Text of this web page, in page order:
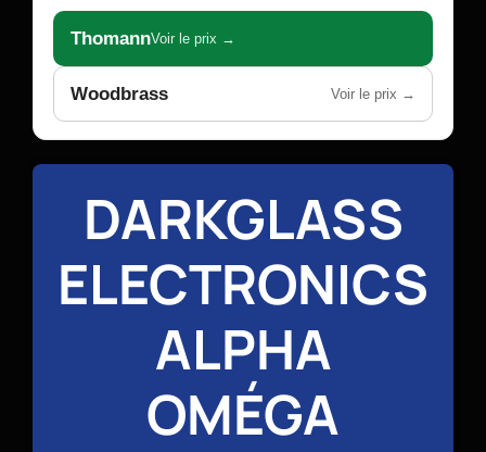
ThomannVoir le prix →
Woodbrass Voir le prix →
DARKGLASS
ELECTRONICS
ALPHA
OMÉGA